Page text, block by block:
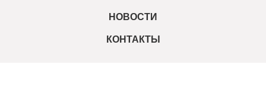
НОВОСТИ
КОНТАКТЫ